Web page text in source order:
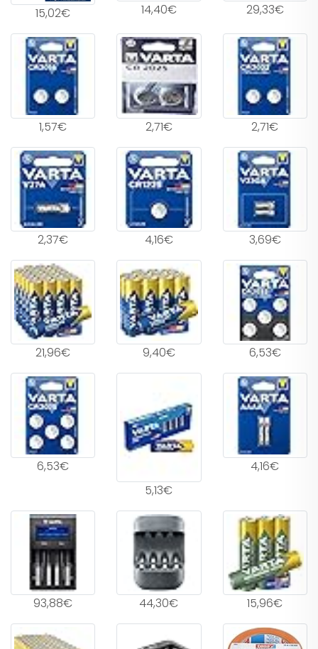
15,02€ 14,40€ 29,33€
1,57€ 2,71€ 2,71€
2,37€ 4,16€ 3,69€
21,96€ 9,40€ 6,53€
6,53€
5,13€
4,16€
93,88€ 44,30€ 15,96€